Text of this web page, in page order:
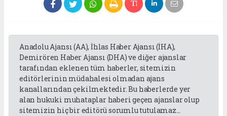
Anadolu Ajansı (AA), İhlas Haber Ajansı (İHA),
Demirören Haber Ajansı (DHA) ve diğer ajanslar
tarafından eklenen tüm haberler, sitemizin
editörlerinin müdahalesi olmadan ajans
kanallarından çekilmektedir. Bu haberlerde yer
alan hukuki muhataplar haberi geçen ajanslar olup
sitemizin hiç bir editörü sorumlu tutulamaz...